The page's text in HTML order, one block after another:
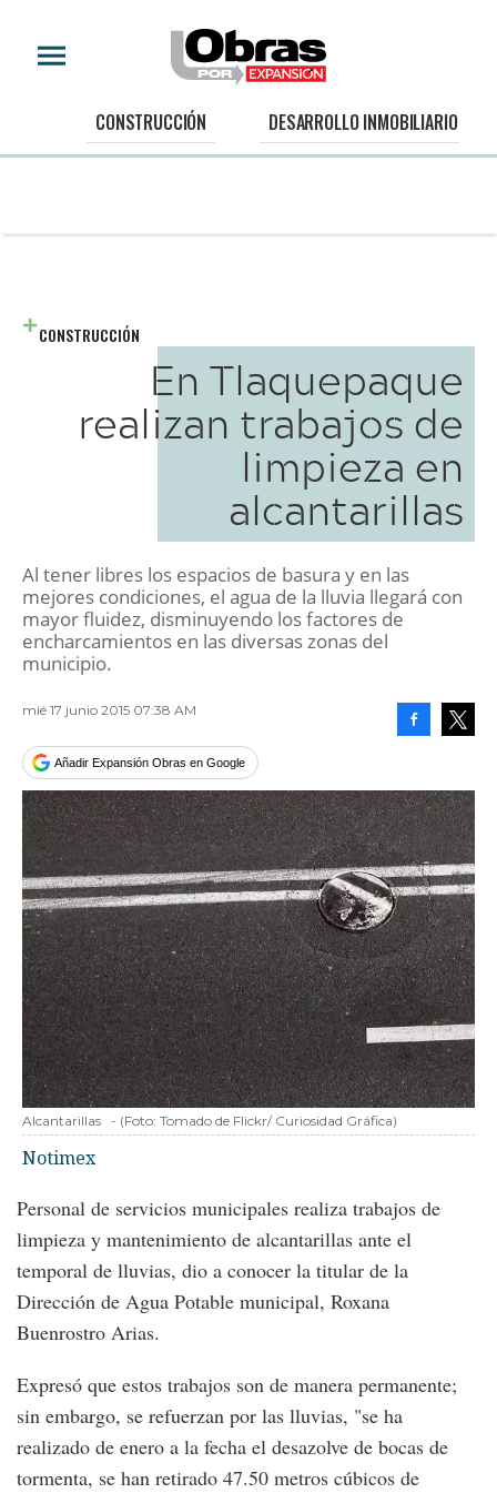
CONSTRUCCIÓN DESARROLLO INMOBILIARIO
CONSTRUCCIÓN
En Tlaquepaque
realizan trabajos de
limpieza en
alcantarillas
Al tener libres los espacios de basura y en las
mejores condiciones, el agua de la lluvia llegará con
mayor fluidez, disminuyendo los factores de
encharcamientos en las diversas zonas del
municipio.
mié 17 junio 2015 07:38 AM
Añadir Expansión Obras en Google
Alcantarillas - (Foto: Tomado de Flickr/ Curiosidad Gráfica)
Notimex
Personal de servicios municipales realiza trabajos de
limpieza y mantenimiento de alcantarillas ante el
temporal de lluvias, dio a conocer la titular de la
Dirección de Agua Potable municipal, Roxana
Buenrostro Arias.
Expresó que estos trabajos son de manera permanente;
sin embargo, se refuerzan por las lluvias, "se ha
realizado de enero a la fecha el desazolve de bocas de
tormenta, se han retirado 47.50 metros cúbicos de